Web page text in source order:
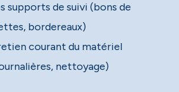
supports de suivi (bons de
bordereaux)
courant du matériel
nettoyage)